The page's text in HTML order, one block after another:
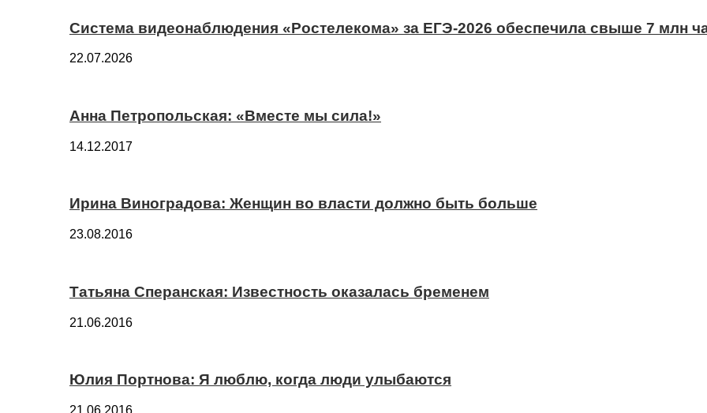
Система видеонаблюдения «Ростелекома» за ЕГЭ-2026 обеспечила свыше 7 млн
22.07.2026
Анна Петропольская: «Вместе мы сила!»
14.12.2017
Ирина Виноградова: Женщин во власти должно быть больше
23.08.2016
Татьяна Сперанская: Известность оказалась бременем
21.06.2016
Юлия Портнова: Я люблю, когда люди улыбаются
21.06.2016